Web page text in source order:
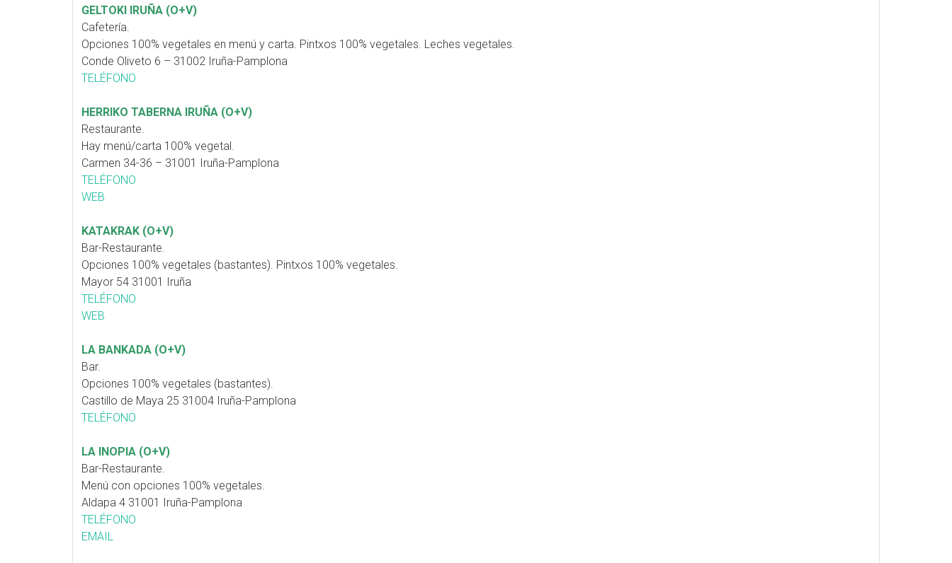
GELTOKI IRUÑA (O+V)
Cafetería.
Opciones 100% vegetales en menú y carta. Pintxos 100% vegetales. Leches vegetales.
Conde Oliveto 6 – 31002 Iruña-Pamplona
TELÉFONO
HERRIKO TABERNA IRUÑA (O+V)
Restaurante.
Hay menú/carta 100% vegetal.
Carmen 34-36 – 31001 Iruña-Pamplona
TELÉFONO
WEB
KATAKRAK (O+V)
Bar-Restaurante.
Opciones 100% vegetales (bastantes). Pintxos 100% vegetales.
Mayor 54 31001 Iruña
TELÉFONO
WEB
LA BANKADA (O+V)
Bar.
Opciones 100% vegetales (bastantes).
Castillo de Maya 25 31004 Iruña-Pamplona
TELÉFONO
LA INOPIA (O+V)
Bar-Restaurante.
Menú con opciones 100% vegetales.
Aldapa 4 31001 Iruña-Pamplona
TELÉFONO
EMAIL